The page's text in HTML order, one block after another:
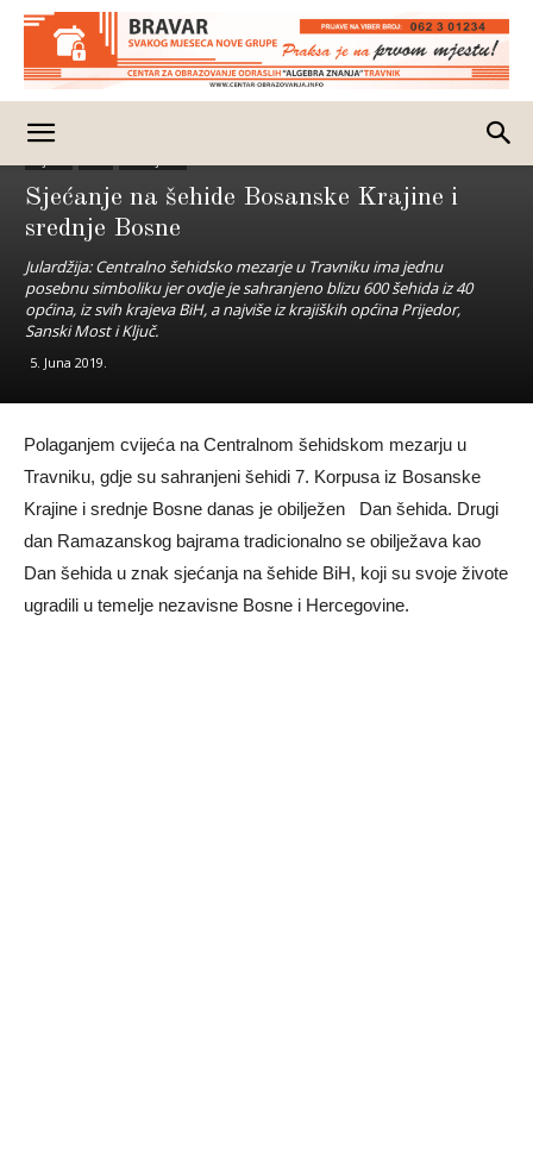
Sjećanje na šehide Bosanske Krajine i
srednje Bosne
Julardžija: Centralno šehidsko mezarje u Travniku ima jednu
posebnu simboliku jer ovdje je sahranjeno blizu 600 šehida iz 40
općina, iz svih krajeva BiH, a najviše iz krajiških općina Prijedor,
Sanski Most i Ključ.
5. Juna 2019.
Polaganjem cvijeća na Centralnom šehidskom mezarju u
Travniku, gdje su sahranjeni šehidi 7. Korpusa iz Bosanske
Krajine i srednje Bosne danas je obilježen Dan šehida. Drugi
dan Ramazanskog bajrama tradicionalno se obilježava kao
Dan šehida u znak sjećanja na šehide BiH, koji su svoje živote
ugradili u temelje nezavisne Bosne i Hercegovine.